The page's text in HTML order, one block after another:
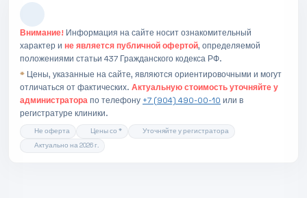
Внимание! Информация на сайте носит ознакомительный
характер и не является публичной офертой, определяемой
положениями статьи 437 Гражданского кодекса РФ.
* Цены, указанные на сайте, являются ориентировочными и могут
отличаться от фактических. Актуальную стоимость уточняйте у
администратора по телефону +7 (904) 490-00-10 или в
регистратуре клиники.
Не оферта Цены со *
Уточняйте у регистратора
Актуально на 2026 г.